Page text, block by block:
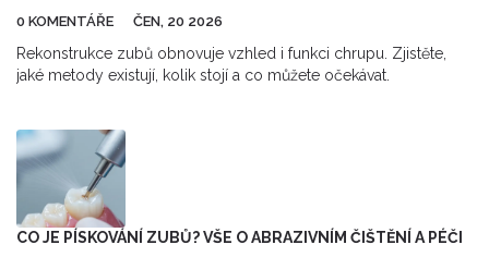
0 KOMENTÁŘE ČEN, 20 2026
Rekonstrukce zubů obnovuje vzhled i funkci chrupu. Zjistěte,
jaké metody existují, kolik stojí a co můžete očekávat.
CO JE PÍSKOVÁNÍ ZUBŮ? VŠE O ABRAZIVNÍM ČIŠTĚNÍ A PÉČI